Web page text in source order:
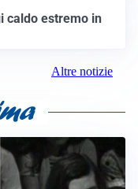
caldo estremo in
Altre notizie